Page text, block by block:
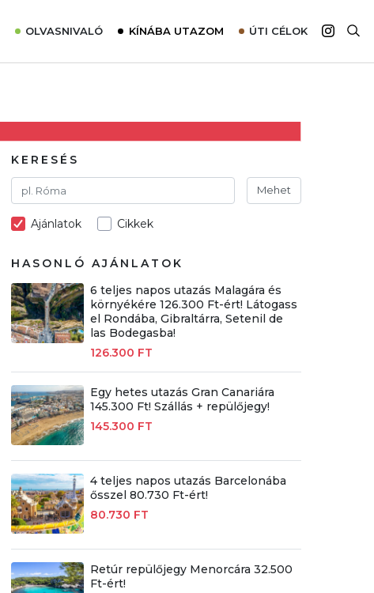
OLVASNIVALÓ
Utazómajom – CitySIM kártya a világutazóknak
Élménybeszámolók
Szállodalátogatás
Sajtómegjelenések
KÍNÁBA UTAZOM ÚTI CÉLOK
Afrika
KERESÉS
Mehet
Ajánlatok Cikkek
HASONLÓ AJÁNLATOK
6 teljes napos utazás Malagára és
környékére 126.300 Ft-ért! Látogass
el Rondába, Gibraltárra, Setenil de
las Bodegasba!
126.300 FT
Egy hetes utazás Gran Canariára
145.300 Ft! Szállás + repülőjegy!
145.300 FT
4 teljes napos utazás Barcelonába
ősszel 80.730 Ft-ért!
80.730 FT
Retúr repülőjegy Menorcára 32.500
Ft-ért!